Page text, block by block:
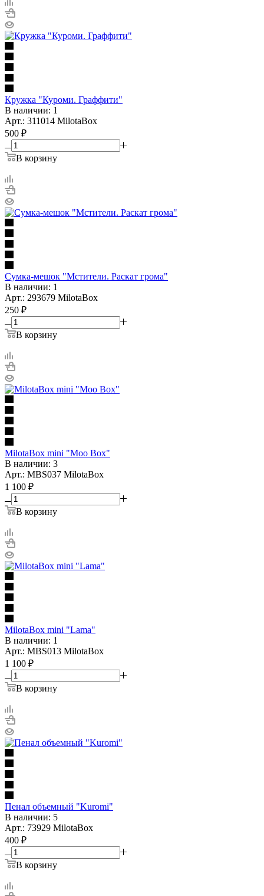
Кружка "Куроми. Граффити"
В наличии: 1
Арт.: 311014 MilotaBox
500 ₽
В корзину
Сумка-мешок "Мстители. Раскат грома"
В наличии: 1
Арт.: 293679 MilotaBox
250 ₽
В корзину
MilotaBox mini "Moo Box"
В наличии: 3
Арт.: MBS037 MilotaBox
1 100 ₽
В корзину
MilotaBox mini "Lama"
В наличии: 1
Арт.: MBS013 MilotaBox
1 100 ₽
В корзину
Пенал объемный "Kuromi"
В наличии: 5
Арт.: 73929 MilotaBox
400 ₽
В корзину